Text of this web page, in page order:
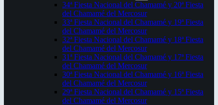
34ª Fiesta Nacional del Chamamé y 20ª Fiesta
del Chamamé del Mercosur
33ª Fiesta Nacional del Chamamé y 19ª Fiesta
del Chamamé del Mercosur
32ª Fiesta Nacional del Chamamé y 18ª Fiesta
del Chamamé del Mercosur
31ª Fiesta Nacional del Chamamé y 17ª Fiesta
del Chamamé del Mercosur
30ª Fiesta Nacional del Chamamé y 16ª Fiesta
del Chamamé del Mercosur
29ª Fiesta Nacional del Chamamé y 15ª Fiesta
del Chamamé del Mercosur